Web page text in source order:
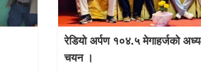
रेडियो अर्पण १०४.५ मेगाहर्जको
चयन ।